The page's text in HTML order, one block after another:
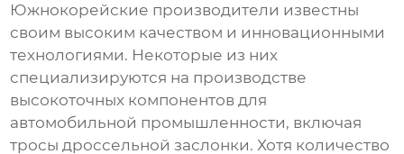
Южнокорейские производители известны
своим высоким качеством и инновационными
технологиями. Некоторые из них
специализируются на производстве
высокоточных компонентов для
автомобильной промышленности, включая
тросы дроссельной заслонки. Хотя количество